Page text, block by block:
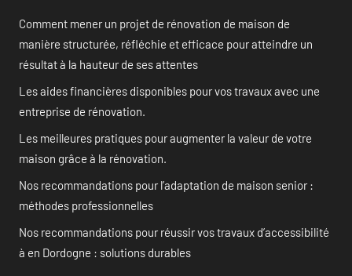
Comment mener un projet de rénovation de maison de
manière structurée, réfléchie et efficace pour atteindre un
résultat à la hauteur de ses attentes
Les aides financières disponibles pour vos travaux avec une
entreprise de rénovation.
Les meilleures pratiques pour augmenter la valeur de votre
maison grâce à la rénovation.
Nos recommandations pour l’adaptation de maison senior :
méthodes professionnelles
Nos recommandations pour réussir vos travaux d’accessibilité
à en Dordogne : solutions durables